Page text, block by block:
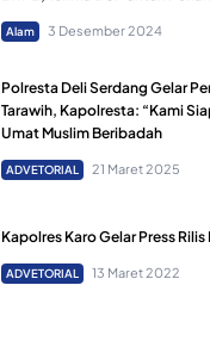
Alam 3 Desember 2024
Polresta Deli Serdang Gelar
Tarawih, Kapolresta: “Kami
Umat Muslim Beribadah
ADVETORIAL 21 Maret 2025
Kapolres Karo Gelar Press
ADVETORIAL 13 Maret 2022